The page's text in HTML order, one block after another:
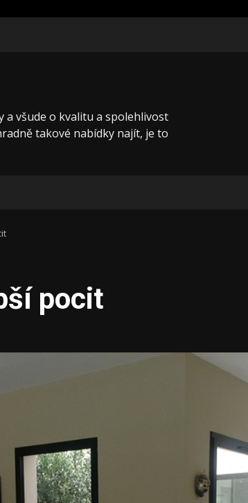
a všude o kvalitu a spolehlivost
takové nabídky najít, je to
pocit